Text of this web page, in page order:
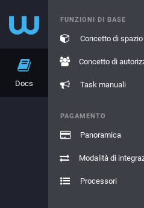
Docs
FUNZIONI DI BASE
Concetto di spazio
Task manuali
PAGAMENTO
Panoramica
Processori